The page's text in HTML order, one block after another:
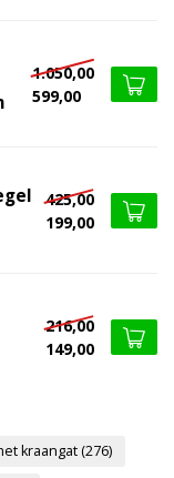
1.050,00
599,00
425,00
199,00
216,00
149,00
kraangat(276)